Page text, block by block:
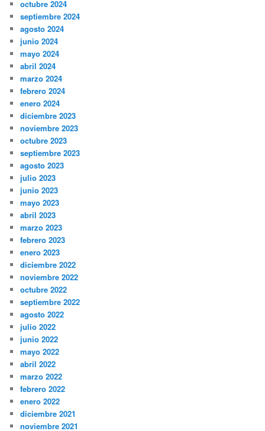
octubre 2024
septiembre 2024
agosto 2024
junio 2024
mayo 2024
abril 2024
marzo 2024
febrero 2024
enero 2024
diciembre 2023
noviembre 2023
octubre 2023
septiembre 2023
agosto 2023
julio 2023
junio 2023
mayo 2023
abril 2023
marzo 2023
febrero 2023
enero 2023
diciembre 2022
noviembre 2022
octubre 2022
septiembre 2022
agosto 2022
julio 2022
junio 2022
mayo 2022
abril 2022
marzo 2022
febrero 2022
enero 2022
diciembre 2021
noviembre 2021